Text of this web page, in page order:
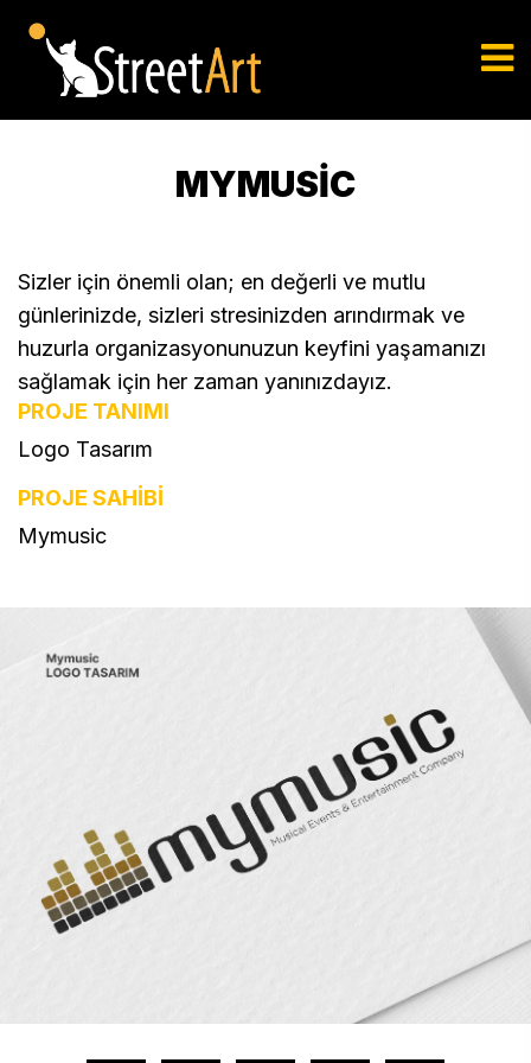
MYMUSIC
Sizler için önemli olan; en değerli ve mutlu
günlerinizde, sizleri stresinizden arındırmak ve
huzurla organizasyonunuzun keyfini yaşamanızı
sağlamak için her zaman yanınızdayız.
Mymusic - Özet
PROJE TANIMI
Logo Tasarım
PROJE SAHİBİ
Mymusic